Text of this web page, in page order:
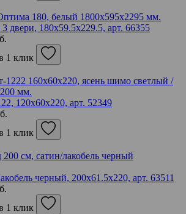
двери, 180х59.5х229.5, арт. 66355
1 клик
120х60х220, арт. 52349
1 клик
черный, 200х61.5х220, арт. 63511
1 клик